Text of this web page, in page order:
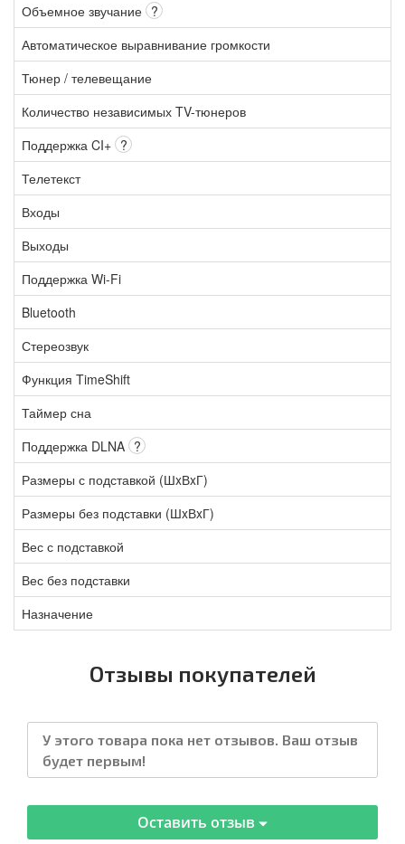
Объемное звучание ?
Автоматическое выравнивание громкости
Тюнер / телевещание
Количество независимых TV-тюнеров
Поддержка CI+ ?
Телетекст
Входы
Выходы
Поддержка Wi-Fi
Bluetooth
Стереозвук
Функция TimeShift
Таймер сна
Поддержка DLNA ?
Размеры с подставкой (ШxВxГ)
Размеры без подставки (ШxВxГ)
Вес с подставкой
Вес без подставки
Назначение
Отзывы покупателей
У этого товара пока нет отзывов. Ваш отзыв
будет первым!
Оставить отзыв